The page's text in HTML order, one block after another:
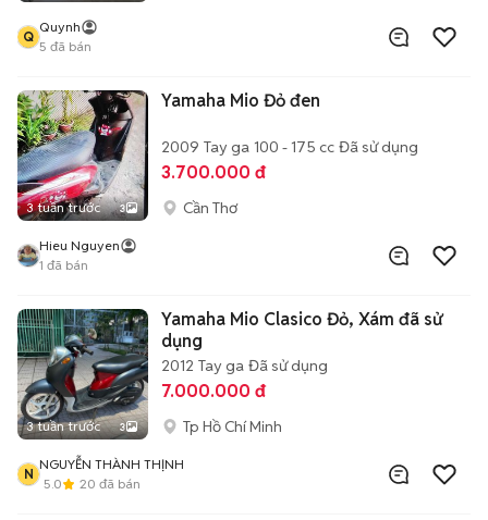
Q
Quynh
5 đã bán
3 tuần trước 3
Yamaha Mio Đỏ đen
2009 Tay ga 100 - 175 cc Đã sử dụng
3.700.000 đ
Cần Thơ
Hieu Nguyen
1 đã bán
3 tuần trước 3
Yamaha Mio Clasico Đỏ, Xám đã sử
dụng
2012 Tay ga Đã sử dụng
7.000.000 đ
Tp Hồ Chí Minh
N
NGUYỄN THÀNH THỊNH
5.0
20 đã bán